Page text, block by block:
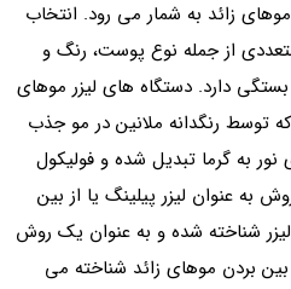
زائد به شمار می رود. انتخاب
از جمله نوع پوست، رنگ و
دارد. دستگاه های لیزر موهای
که توسط رنگدانه ملانین در مو جذب
به گرما تبدیل شده و فولیکول
عنوان لیزر پیلینگ یا از بین
لیزر شناخته شده و به عنوان یک روش
بردن موهای زائد شناخته می